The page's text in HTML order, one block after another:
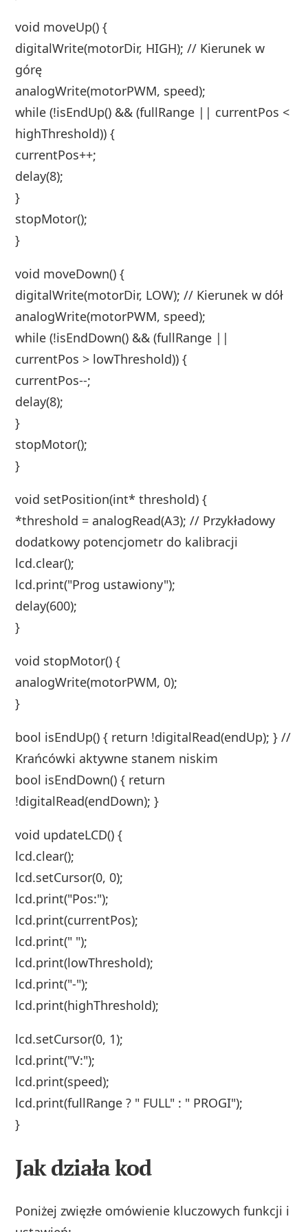
void moveUp() {
digitalWrite(motorDir, HIGH); // Kierunek w
górę
analogWrite(motorPWM, speed);
while (!isEndUp() && (fullRange || currentPos <
highThreshold)) {
currentPos++;
delay(8);
}
stopMotor();
}
void moveDown() {
digitalWrite(motorDir, LOW); // Kierunek w dół
analogWrite(motorPWM, speed);
while (!isEndDown() && (fullRange ||
currentPos > lowThreshold)) {
currentPos--;
delay(8);
}
stopMotor();
}
void setPosition(int* threshold) {
*threshold = analogRead(A3); // Przykładowy
dodatkowy potencjometr do kalibracji
lcd.clear();
lcd.print("Prog ustawiony");
delay(600);
}
void stopMotor() {
analogWrite(motorPWM, 0);
}
bool isEndUp() { return !digitalRead(endUp); } //
Krańcówki aktywne stanem niskim
bool isEndDown() { return
!digitalRead(endDown); }
void updateLCD() {
lcd.clear();
lcd.setCursor(0, 0);
lcd.print("Pos:");
lcd.print(currentPos);
lcd.print(" ");
lcd.print(lowThreshold);
lcd.print("-");
lcd.print(highThreshold);
lcd.setCursor(0, 1);
lcd.print("V:");
lcd.print(speed);
lcd.print(fullRange ? " FULL" : " PROGI");
}
Jak działa kod
Poniżej zwięzłe omówienie kluczowych funkcji i